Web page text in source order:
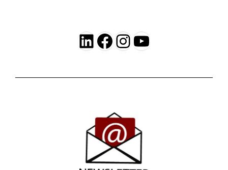
LinkedIn
Facebook
Instagram
YouTube